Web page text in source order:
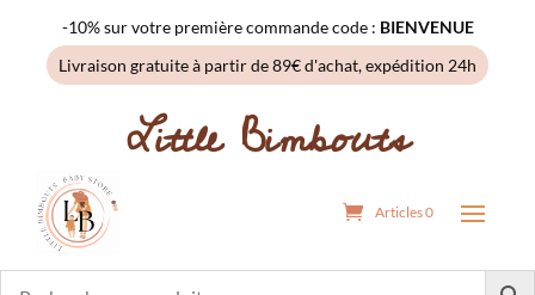
-10% sur votre première commande code : BIENVENUE
Livraison gratuite à partir de 89€ d'achat, expédition 24h
Little Bimbouts
Articles 0